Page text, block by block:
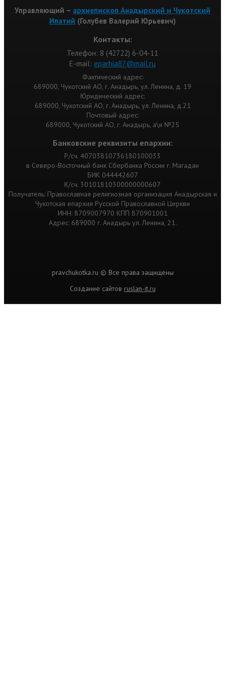
Управляющий – архиепископ Анадырский и Чукотский
Ипатий (Голубев Валерий Юрьевич)
Контакты:
Телефон: 8 (42722) 6-04-11
Е-mail: eparhia87@mail.ru
Фактический адрес:
689000, Чукотский АО, г. Анадырь, ул. Ленина, д. 19
Юридический адрес:
689000, Чукотский АО, г. Анадырь, ул. Ленина, д.21
Почтовый адрес:
689000, Чукотский АО, г. Анадырь, а\я №25
Банковские реквизиты епархии:
Р/сч. 40703810736180100033
в Северо-Восточный банк Сбербанка России г. Магадан
БИК 044442607
К/сч. 30101810300000000607
Получатель: Православная религиозная организация Анадырская и
Чукотская епархия Русской Православной Церкви
ИНН: 8709007970 КПП 870901001
Адрес: 689000 г. Анадырь ул. Ленина, 21.
pravchukotka.ru © Все права защищены
Cоздание сайтов ruslan-it.ru